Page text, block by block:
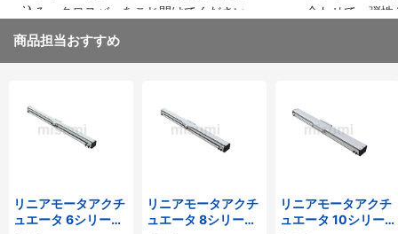
込み、クロスバーをこじ開けてください
合わせて、弾
商品担当おすすめ
リニアモータアクチ
ュエータ 6シリーズ
リニアモータアクチ
ュエータ 8シリーズ
リニアモータアクチ
ュエータ 10シリー